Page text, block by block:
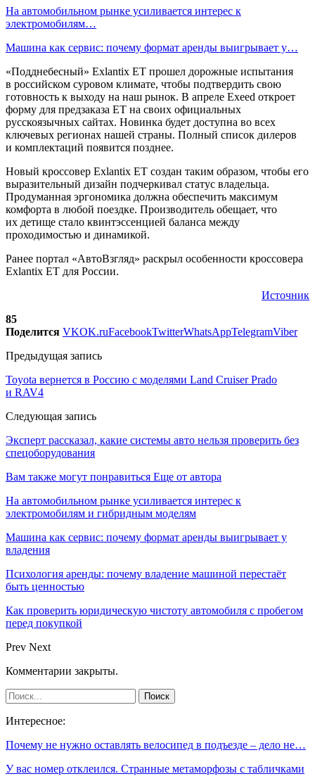
На автомобильном рынке усиливается интерес к
электромобилям…
Машина как сервис: почему формат аренды выигрывает у…
«Подднебесный» Exlantix ET прошел дорожные испытания
в российском суровом климате, чтобы подтвердить свою
готовность к выходу на наш рынок. В апреле Exeed откроет
форму для предзаказа ET на своих официальных
русскоязычных сайтах. Новинка будет доступна во всех
ключевых регионах нашей страны. Полный список дилеров
и комплектаций появится позднее.
Новый кроссовер Exlantix ET создан таким образом, чтобы его
выразительный дизайн подчеркивал статус владельца.
Продуманная эргономика должна обеспечить максимум
комфорта в любой поездке. Производитель обещает, что
их детище стало квинтэссенцией баланса между
проходимостью и динамикой.
Ранее портал «АвтоВзгляд» раскрыл особенности кроссовера
Exlantix ET для России.
Источник
85
Поделится VKOK.ruFacebookTwitterWhatsAppTelegramViber
Предыдущая запись
Toyota вернется в Россию с моделями Land Cruiser Prado
и RAV4
Следующая запись
Эксперт рассказал, какие системы авто нельзя проверить без
спецоборудования
Вам также могут понравиться Еще от автора
На автомобильном рынке усиливается интерес к
электромобилям и гибридным моделям
Машина как сервис: почему формат аренды выигрывает у
владения
Психология аренды: почему владение машиной перестаёт
быть ценностью
Как проверить юридическую чистоту автомобиля с пробегом
перед покупкой
Prev Next
Комментарии закрыты.
Интересное:
Почему не нужно оставлять велосипед в подъезде – дело не…
У вас номер отклеился. Странные метаморфозы с табличками